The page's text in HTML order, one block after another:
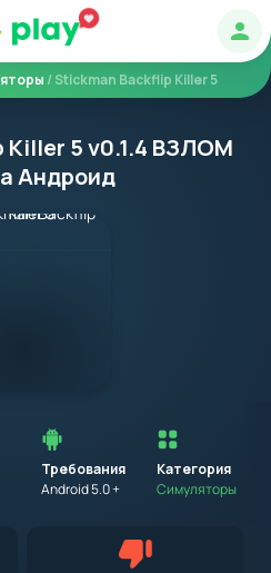
/ Stickman Backflip Killer 5
Killer 5 v0.1.4 ВЗЛОМ
Андроид
Требования
Android 5.0 +
установкой
приложения
на
устройство
с
Категория
Симуляторы
версию Android
необходимую версию для